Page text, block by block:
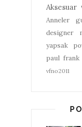
Aksesuar
Anneler
designer
yapsak
paul
vfno2011